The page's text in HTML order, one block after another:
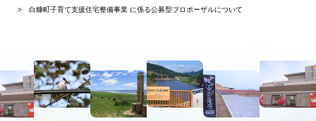
在
の
階
層
白糠町子育て支援住宅整備事業 に係る公募型プロポーザルについて
へ
メ